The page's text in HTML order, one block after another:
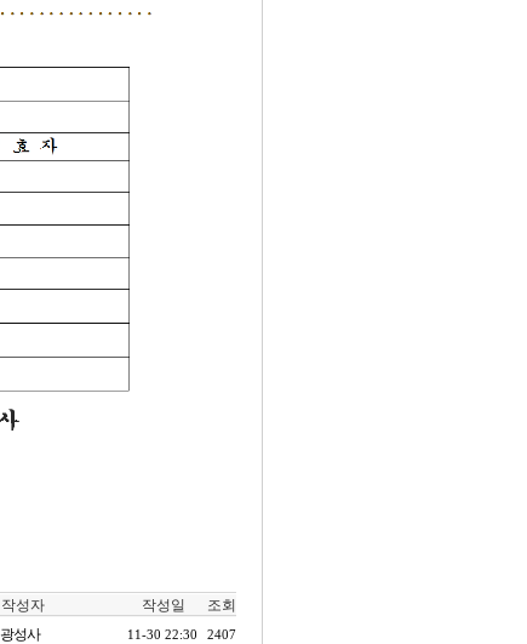
작성자 작성일 조회
광성사 11-30 22:30 2407